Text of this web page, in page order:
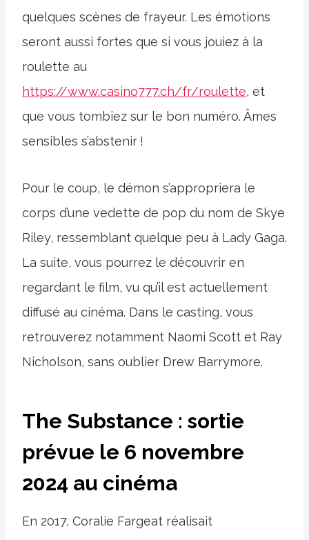
quelques scènes de frayeur. Les émotions
seront aussi fortes que si vous jouiez à la
roulette au
https://www.casino777.ch/fr/roulette, et
que vous tombiez sur le bon numéro. Âmes
sensibles s’abstenir !
Pour le coup, le démon s’appropriera le
corps d’une vedette de pop du nom de Skye
Riley, ressemblant quelque peu à Lady Gaga.
La suite, vous pourrez le découvrir en
regardant le film, vu qu’il est actuellement
diffusé au cinéma. Dans le casting, vous
retrouverez notamment Naomi Scott et Ray
Nicholson, sans oublier Drew Barrymore.
The Substance : sortie
prévue le 6 novembre
2024 au cinéma
En 2017, Coralie Fargeat réalisait